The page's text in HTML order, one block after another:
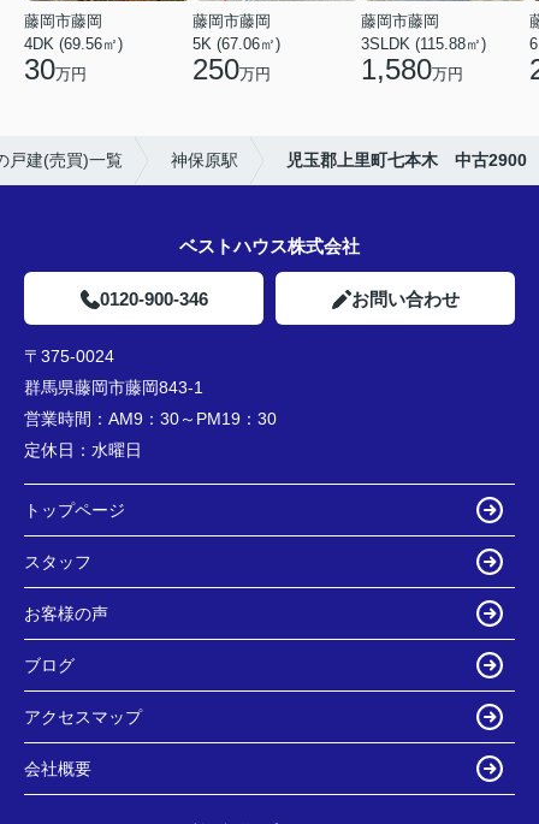
藤岡市藤岡
4DK (69.56㎡)
30万円
藤岡市藤岡
5K (67.06㎡)
250万円
藤岡市藤岡
3SLDK (115.88㎡)
1,580万円
戸建(売買)一覧 神保原駅 児玉郡上里町七本木 中古2900
ベストハウス株式会社
0120-900-346 お問い合わせ
〒375-0024
群馬県藤岡市藤岡843-1
営業時間： AM9：30～PM19：30
定休日： 水曜日
トップページ
スタッフ
お客様の声
ブログ
アクセスマップ
会社概要